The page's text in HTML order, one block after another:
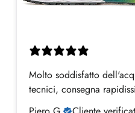
Molto soddisfatto
tecnici, consegna